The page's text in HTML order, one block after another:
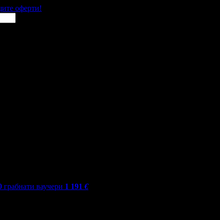
оферти!
грабнати ваучери 1 191 €